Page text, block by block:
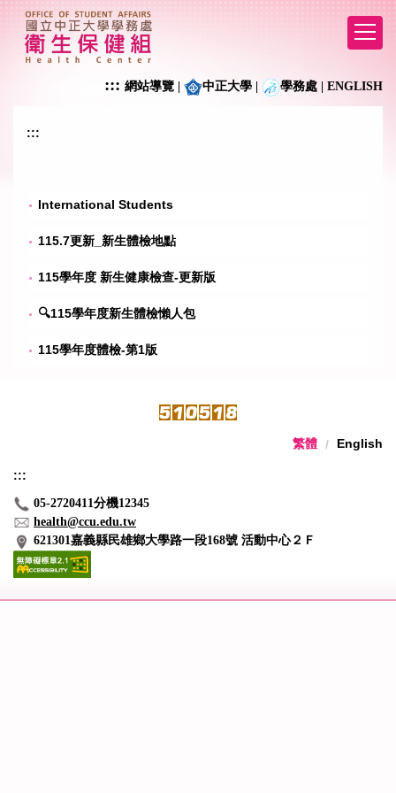
::: 網站導覽 | 中正大學 | 學務處 | ENGLISH
:::
International Students
115.7更新_新生體檢地點
115學年度 新生健康檢查-更新版
🔍115學年度新生體檢懶人包
115學年度體檢-第1版
繁體 English
:::
05-2720411分機12345
health@ccu.edu.tw
621301嘉義縣民雄鄉大學路一段168號 活動中心２Ｆ